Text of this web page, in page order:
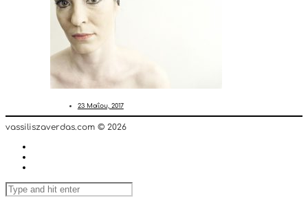
23 Μαΐου, 2017
vassiliszaverdas.com © 2026